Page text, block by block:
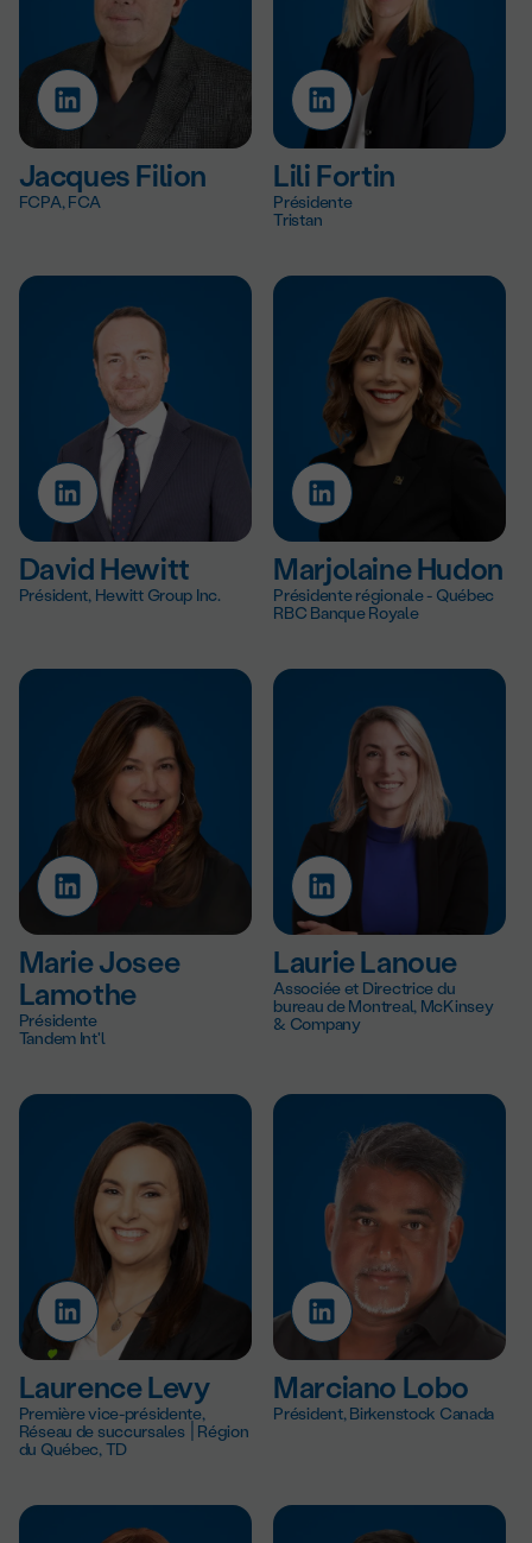
Jacques Filion
FCPA, FCA
Lili Fortin
Présidente
Tristan
David Hewitt
Président, Hewitt Group Inc.
Marjolaine Hudon
Présidente régionale - Québec
RBC Banque Royale
Marie Josee
Lamothe
Présidente
Tandem Int'l
Laurie Lanoue
Associée et Directrice du
bureau de Montreal, McKinsey
& Company
Laurence Levy
Première vice-présidente,
Réseau de succursales ׀Région
du Québec, TD
Marciano Lobo
Président, Birkenstock Canada